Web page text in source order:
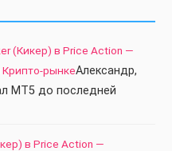
(Кикер) в Price Action —
Крипто-рынкеАлександр,
МТ5 до последней
в Price Action —